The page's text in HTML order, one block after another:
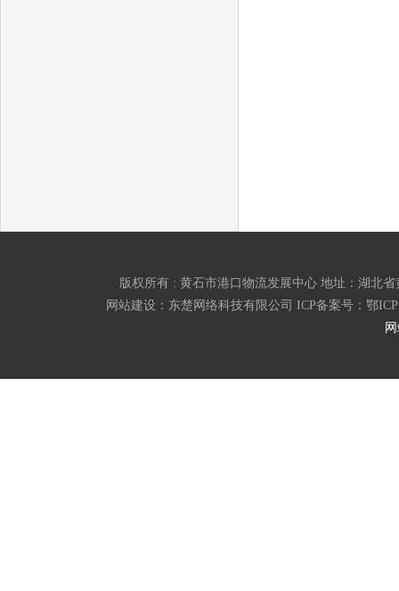
版权所有 : 黄石市港口物流发展中心 地址：湖北省
网站建设：东楚网络科技有限公司 ICP备案号： 鄂